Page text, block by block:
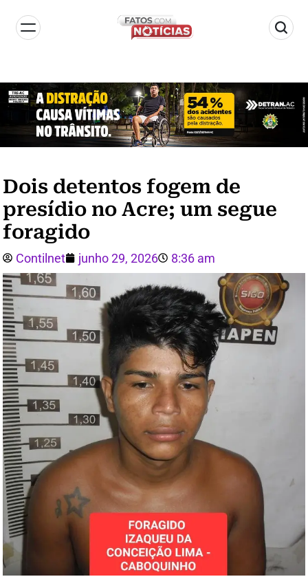
Dois detentos fogem de
presídio no Acre; um segue
foragido
Contilnet junho 29, 2026 8:36 am